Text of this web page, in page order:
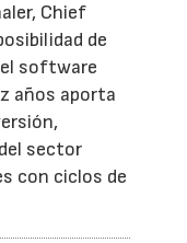
Chief
de
software
años aporta
sector
con ciclos de